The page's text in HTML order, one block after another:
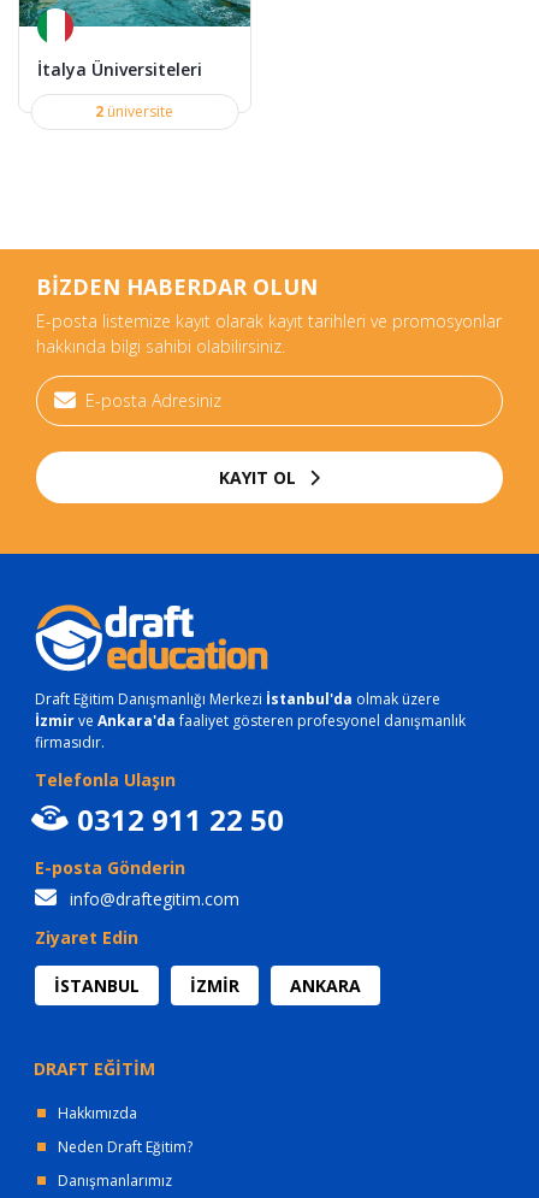
İtalya Üniversiteleri
2 üniversite
BİZDEN HABERDAR OLUN
E-posta listemize kayıt olarak kayıt tarihleri ve promosyonlar
hakkında bilgi sahibi olabilirsiniz.
KAYIT OL
Draft Eğitim Danışmanlığı Merkezi İstanbul'da olmak üzere
İzmirve Ankara'dafaaliyet gösteren profesyonel danışmanlık
firmasıdır.
Telefonla Ulaşın
0312 911 22 50
E-posta Gönderin
info@draftegitim.com
Ziyaret Edin
İSTANBUL İZMİR ANKARA
DRAFT EĞİTİM
Hakkımızda
Neden Draft Eğitim?
Danışmanlarımız